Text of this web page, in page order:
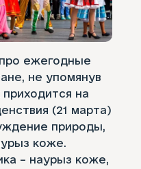
ежегодные
не упомянув
на
(21 марта)
природы,
коже.
– наурыз коже,